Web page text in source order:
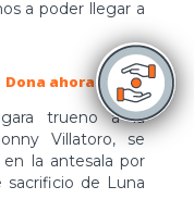
Dona ahora
a poder llegar a
el venezolano
luego que el
trueno a la
Villatoro, se
la antesala por
de Luna